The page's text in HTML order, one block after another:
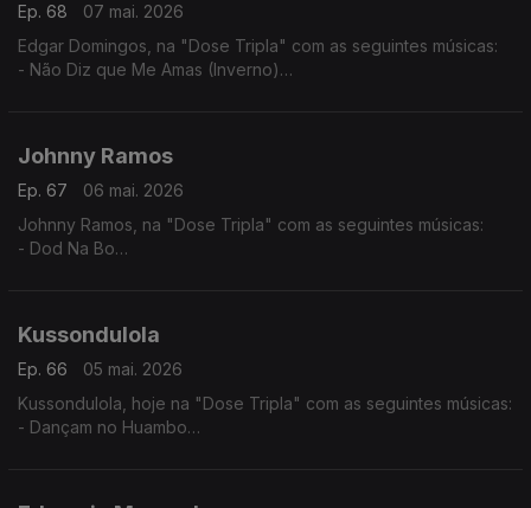
Ep. 68
07 mai. 2026
Edgar Domingos, na "Dose Tripla" com as seguintes músicas:
- Não Diz que Me Amas (Inverno)
Johnny Ramos
Ep. 67
06 mai. 2026
Johnny Ramos, na "Dose Tripla" com as seguintes músicas:
- Dod Na Bo
Kussondulola
Ep. 66
05 mai. 2026
Kussondulola, hoje na "Dose Tripla" com as seguintes músicas:
- Dançam no Huambo